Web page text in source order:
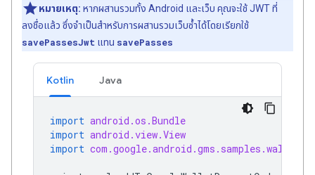
หมายเหตุ: หากผสานรวมทั้ง Android และเว็บ คุณจะใช้ JWT ที่
ลงชื่อแล้ว ซึ่งจำเป็นสำหรับการผสานรวมเว็บซ้ำได้โดยเรียกใช้
savePassesJwt แทน savePasses
Kotlin Java
import android.os.Bundle
import android.view.View
import